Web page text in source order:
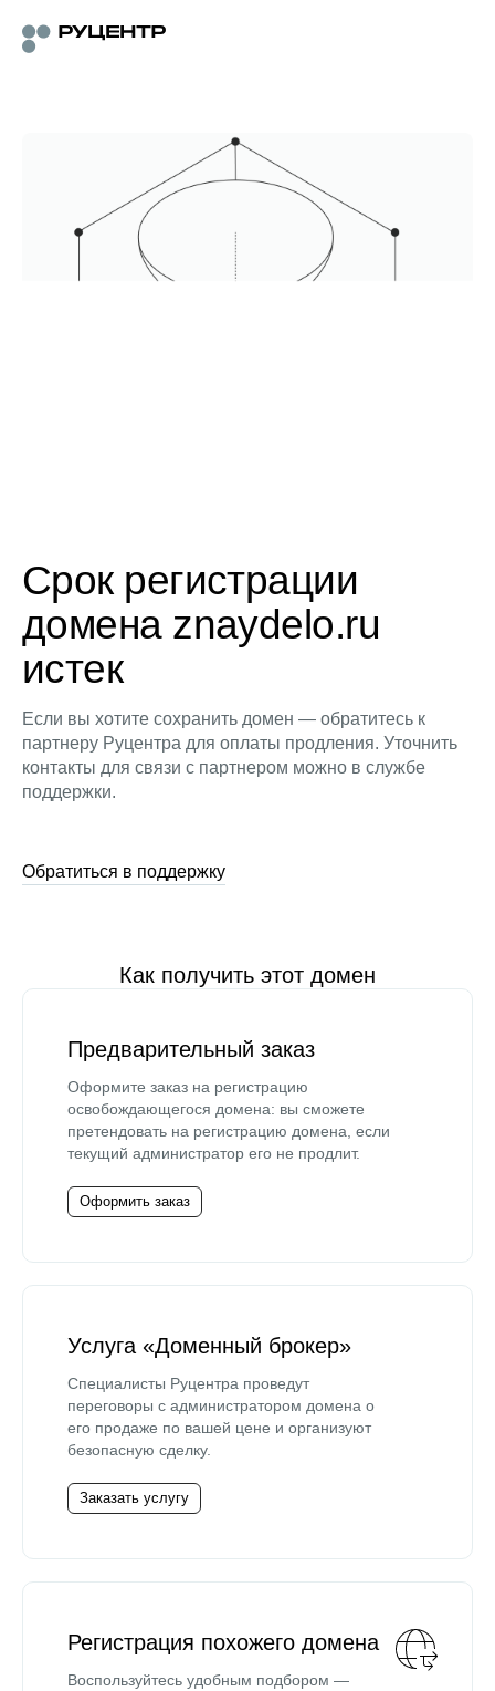
Срок регистрации
домена znaydelo.ru
истек
Если вы хотите сохранить домен — обратитесь к
партнеру Руцентра для оплаты продления. Уточнить
контакты для связи с партнером можно в службе
поддержки.
Обратиться в поддержку
Как получить этот домен
Предварительный заказ
Оформите заказ на регистрацию
освобождающегося домена: вы сможете
претендовать на регистрацию домена, если
текущий администратор его не продлит.
Оформить заказ
Услуга «Доменный брокер»
Специалисты Руцентра проведут
переговоры с администратором домена о
его продаже по вашей цене и организуют
безопасную сделку.
Заказать услугу
Регистрация похожего домена
Воспользуйтесь удобным подбором —